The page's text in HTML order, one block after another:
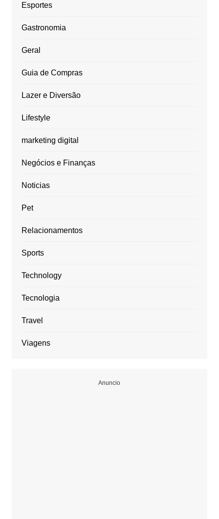
Esportes
Gastronomia
Geral
Guia de Compras
Lazer e Diversão
Lifestyle
marketing digital
Negócios e Finanças
Noticias
Pet
Relacionamentos
Sports
Technology
Tecnologia
Travel
Viagens
Anuncio